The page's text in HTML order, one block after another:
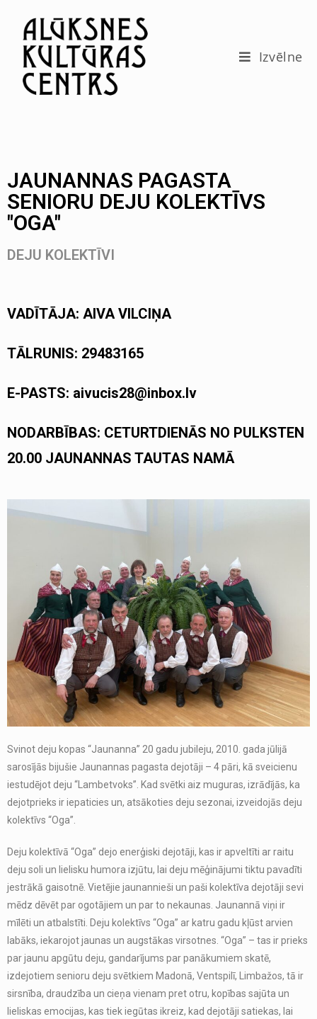
Izvēlne
JAUNANNAS PAGASTA
SENIORU DEJU KOLEKTĪVS
"OGA"
DEJU KOLEKTĪVI
VADĪTĀJA: AIVA VILCIŅA
TĀLRUNIS: 29483165
E-PASTS: aivucis28@inbox.lv
NODARBĪBAS: CETURTDIENĀS NO PULKSTEN
20.00 JAUNANNAS TAUTAS NAMĀ
Svinot deju kopas “Jaunanna” 20 gadu jubileju, 2010. gada jūlijā
sarosījās bijušie Jaunannas pagasta dejotāji – 4 pāri, kā sveicienu
iestudējot deju “Lambetvoks”. Kad svētki aiz muguras, izrādījās, ka
dejotprieks ir iepaticies un, atsākoties deju sezonai, izveidojās deju
kolektīvs “Oga”.
Deju kolektīvā “Oga” dejo enerģiski dejotāji, kas ir apveltīti ar raitu
deju soli un lielisku humora izjūtu, lai deju mēģinājumi tiktu pavadīti
jestrākā gaisotnē. Vietējie jaunannieši un paši kolektīva dejotāji sevi
mēdz dēvēt par ogotājiem un par to nekaunas. Jaunannā viņi ir
mīlēti un atbalstīti. Deju kolektīvs “Oga” ar katru gadu kļūst arvien
labāks, iekarojot jaunas un augstākas virsotnes. “Oga” – tas ir prieks
par jaunu apgūtu deju, gandarījums par panākumiem skatē,
izdejotiem senioru deju svētkiem Madonā, Ventspilī, Limbažos, tā ir
sirsnība, draudzība un cieņa vienam pret otru, kopības sajūta un
lieliskas emocijas, kas tiek iegūtas ikreiz, kad dejotāji satiekas, lai